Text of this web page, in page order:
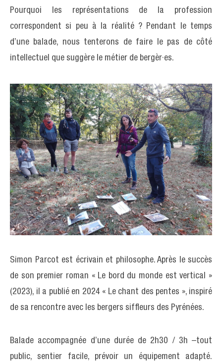
Pourquoi les représentations de la profession
correspondent si peu à la réalité ? Pendant le temps
d’une balade, nous tenterons de faire le pas de côté
intellectuel que suggère le métier de bergèr·es.
Simon Parcot est écrivain et philosophe. Après le succès
de son premier roman « Le bord du monde est vertical »
(2023), il a publié en 2024 « Le chant des pentes », inspiré
de sa rencontre avec les bergers siffleurs des Pyrénées.
Balade accompagnée d’une durée de 2h30 / 3h –tout
public, sentier facile, prévoir un équipement adapté.